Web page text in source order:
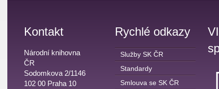
Kontakt
Národní knihovna
ČR
Sodomkova 2/1146
102 00 Praha 10
Rychlé odkazy
Služby SK ČR
Standardy
Smlouva se SK ČR